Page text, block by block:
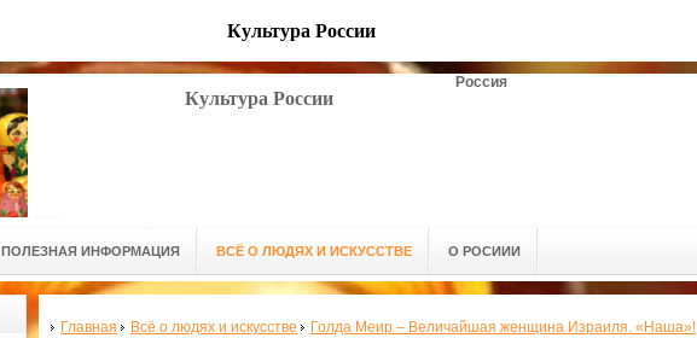
Культура России
Культура России
Россия
ПОЛЕЗНАЯ ИНФОРМАЦИЯ ВСЁ О ЛЮДЯХ И ИСКУССТВЕ О РОСИИИ
Главная Всё о людях и искусстве Голда Меир – Величайшая женщина Израиля. «Наша»!